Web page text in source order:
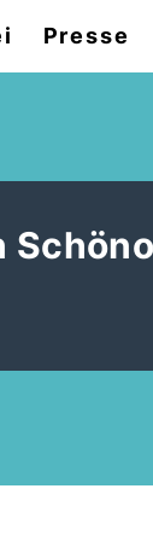
Presse